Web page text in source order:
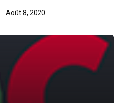
Août 8, 2020